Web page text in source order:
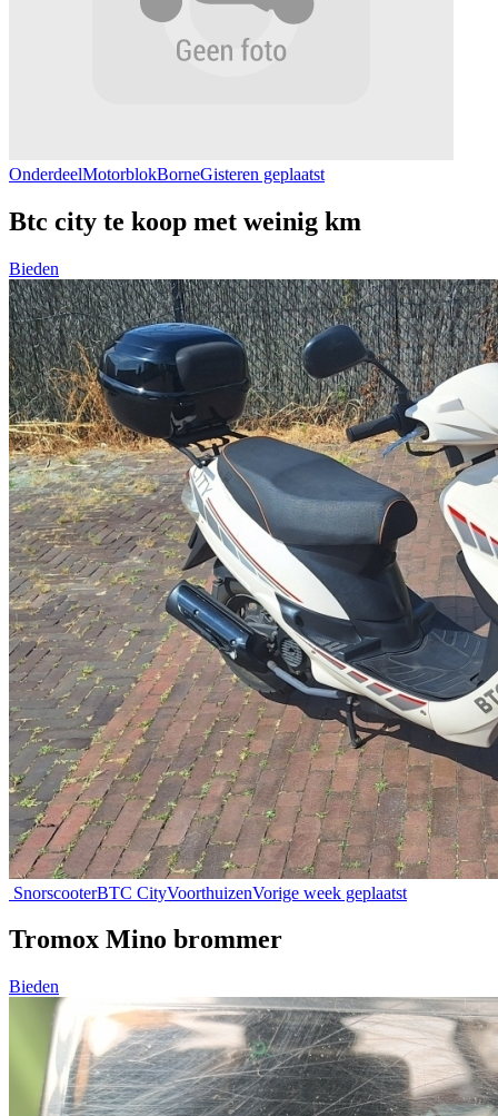
OnderdeelMotorblokBorneGisteren geplaatst
Btc city te koop met weinig km
Bieden
SnorscooterBTC CityVoorthuizenVorige week geplaatst
Tromox Mino brommer
Bieden